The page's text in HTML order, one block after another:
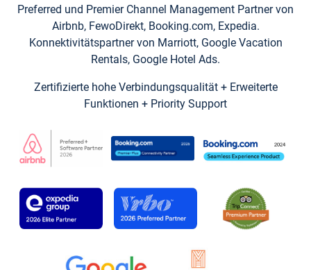
Preferred und Premier Channel Management Partner von
Airbnb, FewoDirekt, Booking.com, Expedia.
Konnektivitätspartner von Marriott, Google Vacation
Rentals, Google Hotel Ads.
Zertifizierte hohe Verbindungsqualität + Erweiterte
Funktionen + Priority Support